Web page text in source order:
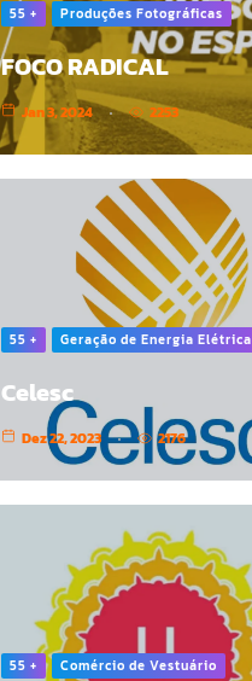
55 + Produções Fotográficas
FOCO RADICAL
Jan 3, 2024 2253
55 + Geração de Energia Elétrica
Celesc
Dez 22, 2023 2176
55 + Comércio de Vestuário